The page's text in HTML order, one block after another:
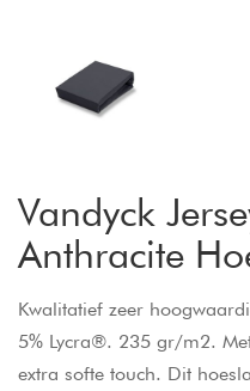
Vandyck
Anthracite
Kwalitatief zeer
5% Lycra®. 235 gr/m2.
extra softe touch. Dit